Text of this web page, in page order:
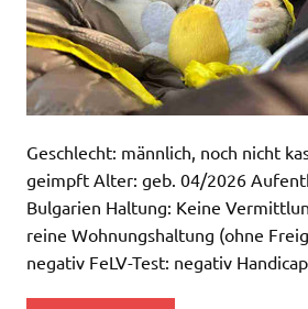
Geschlecht: männlich, noch nicht
geimpft Alter: geb. 04/2026
Bulgarien Haltung: Keine
reine Wohnungshaltung (ohne
negativ FeLV-Test: negativ